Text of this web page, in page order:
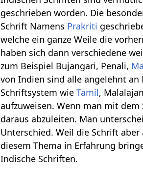
geschrieben worden. Die
Schrift Namens Prakriti
welche ein ganze Weile die
haben sich dann verschiedene
zum Beispiel Bujangari, Penali,
von Indien sind alle angelehnt
Schriftsystem wieTamil,
aufzuweisen. Wenn man mit
daraus abzuleiten. Man
Unterschied. Weil die Schrift
diesem Thema in Erfahrung
Indische Schriften.